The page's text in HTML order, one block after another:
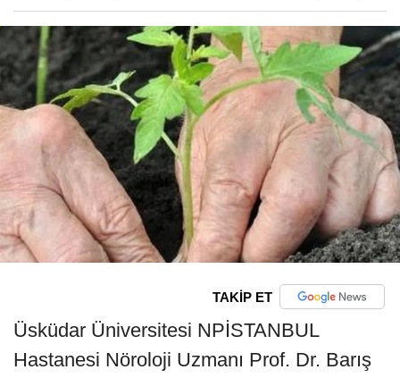
TAKİP ET
Üsküdar Üniversitesi NPİSTANBUL
Hastanesi Nöroloji Uzmanı Prof. Dr. Barış